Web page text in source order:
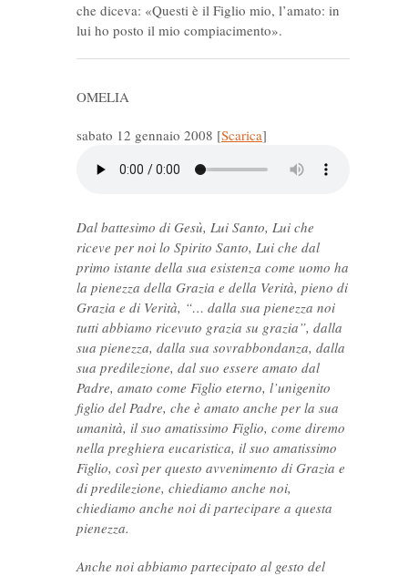
che diceva: «Questi è il Figlio mio, l’amato: in
lui ho posto il mio compiacimento».
OMELIA
sabato 12 gennaio 2008 [Scarica]
Dal battesimo di Gesù, Lui Santo, Lui che
riceve per noi lo Spirito Santo, Lui che dal
primo istante della sua esistenza come uomo ha
la pienezza della Grazia e della Verità, pieno di
Grazia e di Verità, “… dalla sua pienezza noi
tutti abbiamo ricevuto grazia su grazia”, dalla
sua pienezza, dalla sua sovrabbondanza, dalla
sua predilezione, dal suo essere amato dal
Padre, amato come Figlio eterno, l’unigenito
figlio del Padre, che è amato anche per la sua
umanità, il suo amatissimo Figlio, come diremo
nella preghiera eucaristica, il suo amatissimo
Figlio, così per questo avvenimento di Grazia e
di predilezione, chiediamo anche noi,
chiediamo anche noi di partecipare a questa
pienezza.
Anche noi abbiamo partecipato al gesto del